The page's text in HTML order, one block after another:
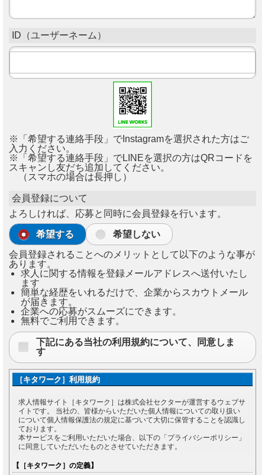
ID（ユーザーネーム）
※「希望する連絡手段」でInstagramを選択された方はご
入力ください。
※「希望する連絡手段」でLINEを選択の方はQRコードを
スキャンし友だち追加してください。
（スマホの場合は長押し）
会員登録について
よろしければ、応募と同時に会員登録を行います。
希望する 希望しない
会員登録されることへのメリットとして以下のような事が
あります。
求人に関する情報を登録メールアドレスへ送付いたし
ます
簡単な経歴をいれるだけで、企業からスカウトメール
が届きます。
企業への応募がスムーズにできます。
無料でご利用できます。
下記にある当社の利用規約について、同意しま
す
［キタワーク］利用規約
求人情報サイト［キタワーク］は株式会社セクターが運営するウェブサ
イトです。 当社の、皆様からいただいた個人情報についての取り扱い
について個人情報保護法の規定に基づいて大切に保管することを認識し
ております。
本サービスをご利用いただいた場合、以下の「プライバシーポリシー」
に同意していただいたものとさせていただきます。
【［キタワーク］の定義】